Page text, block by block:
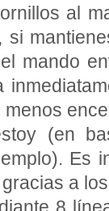
al
mando
(en
Es
a